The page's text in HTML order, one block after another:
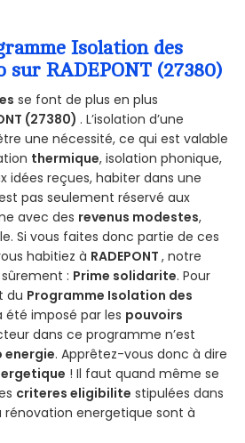
Isolation des
sur RADEPONT (27380)
se font de plus en plus
(27380) . L’isolation d’une
une nécessité, ce qui est valable
thermique, isolation phonique,
idées reçues, habiter dans une
pas seulement réservé aux
avec des revenus modestes,
Si vous faites donc partie de ces
habitiez à RADEPONT , notre
: Prime solidarite. Pour
du Programme Isolation des
été imposé par les pouvoirs
dans ce programme n’est
energie. Apprêtez-vous donc à dire
! Il faut quand même se
criteres eligibilite stipulées dans
rénovation energetique sont à